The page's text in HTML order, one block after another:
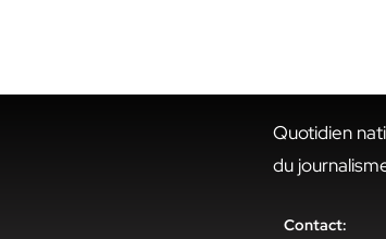
Quotidien
du
Contact: